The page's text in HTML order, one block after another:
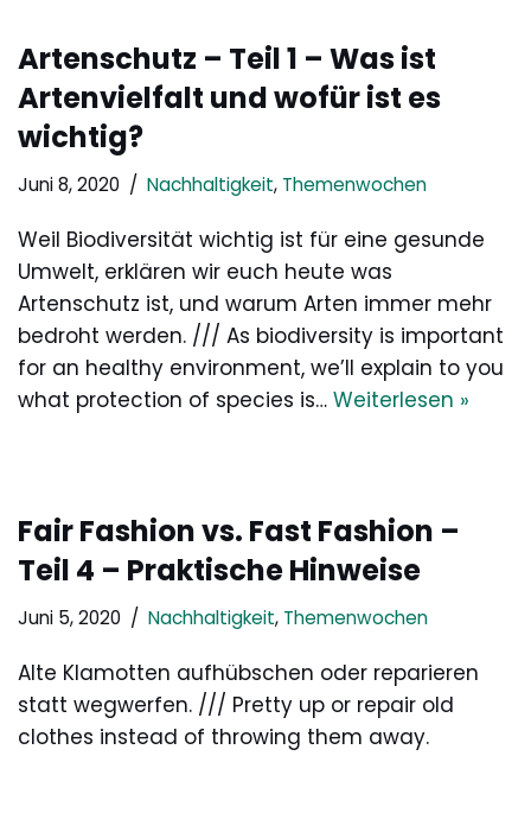
Artenschutz – Teil 1 – Was ist
Artenvielfalt und wofür ist es
wichtig?
Juni 8, 2020 Nachhaltigkeit, Themenwochen
Weil Biodiversität wichtig ist für eine gesunde
Umwelt, erklären wir euch heute was
Artenschutz ist, und warum Arten immer mehr
bedroht werden. /// As biodiversity is important
for an healthy environment, we’ll explain to you
what protection of species is… Weiterlesen »
Fair Fashion vs. Fast Fashion –
Teil 4 – Praktische Hinweise
Juni 5, 2020 Nachhaltigkeit, Themenwochen
Alte Klamotten aufhübschen oder reparieren
statt wegwerfen. /// Pretty up or repair old
clothes instead of throwing them away.